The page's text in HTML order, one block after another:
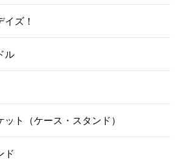
ズ！
ル
ト（ケース・スタンド）
ド